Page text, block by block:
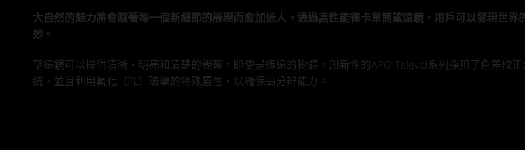
大自然的魅力將會隨著每一個新細節的展現而愈加迷人。通過高性能徠卡單筒望遠鏡，用戶可以發現世界
妙。
望遠鏡可以提供清晰、明亮和清楚的觀察，即使是遙遠的物體。創新性的APO-Televid系列採用了色差校
統，並且利用氟化（FL）玻璃的特殊屬性，以確保高分辨能力。